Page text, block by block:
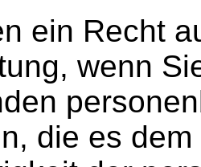
ein Recht
wenn
die es